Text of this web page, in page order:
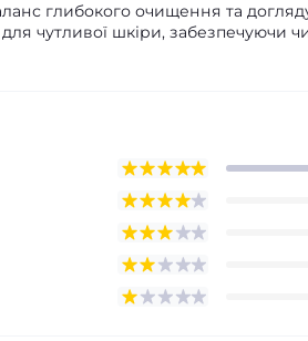
глибокого очищення та
чутливої шкіри, забезпечуючи